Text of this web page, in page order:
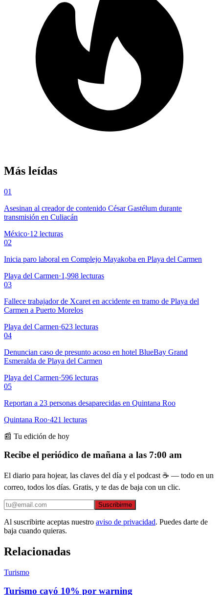
Más leídas
01
Asesinan al creador de contenido César Gastélum durante
transmisión en Culiacán
México·12 lecturas
02
Inicia paro laboral en Complejo Mayakoba en Playa del Carmen
Playa del Carmen·1,998 lecturas
03
Fallece trabajador de Xcaret en accidente en tramo de Playa del
Carmen a Puerto Morelos
Playa del Carmen·623 lecturas
04
Denuncian caso de presunto acoso en hotel BlueBay Grand
Esmeralda de Playa del Carmen
Playa del Carmen·596 lecturas
05
Reportan a 23 personas desaparecidas en Quintana Roo
Quintana Roo·421 lecturas
📰 Tu edición de hoy
Recibe el periódico de mañana a las 7:00 am
El diario para hojear, las claves del día y el podcast ☕ — todo en un
correo, todos los días. Gratis, y te das de baja con un clic.
Suscribirme
Al suscribirte aceptas nuestro aviso de privacidad. Puedes darte de
baja cuando quieras.
Relacionadas
Turismo
Turismo cayó 10% por warning